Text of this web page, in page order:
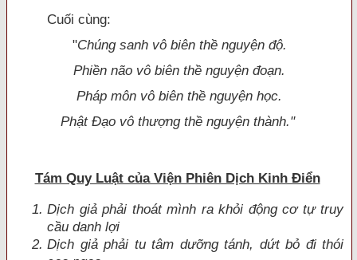
Cuối cùng:
"Chúng sanh vô biên thề nguyện độ.
Phiền não vô biên thề nguyện đoạn.
Pháp môn vô biên thề nguyện học.
Phật Ðạo vô thượng thề nguyện thành."
Tám Quy Luật của Viện Phiên Dịch Kinh Ðiển
Dịch giả phải thoát mình ra khỏi động cơ tự truy
cầu danh lợi
Dịch giả phải tu tâm dưỡng tánh, dứt bỏ đi thói